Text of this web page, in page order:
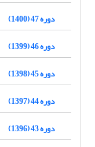
دوره 47 (1400)
دوره 46 (1399)
دوره 45 (1398)
دوره 44 (1397)
دوره 43 (1396)